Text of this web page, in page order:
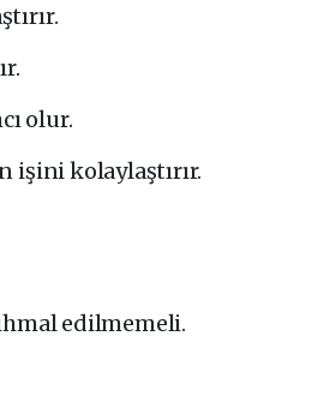
olur.
işini kolaylaştırır.
edilmemeli.